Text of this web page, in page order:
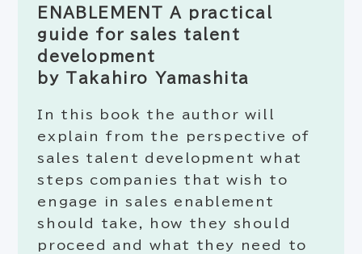
ENABLEMENT A practical
guide for sales talent
development
by Takahiro Yamashita
In this book the author will
explain from the perspective of
sales talent development what
steps companies that wish to
engage in sales enablement
should take, how they should
proceed and what they need to